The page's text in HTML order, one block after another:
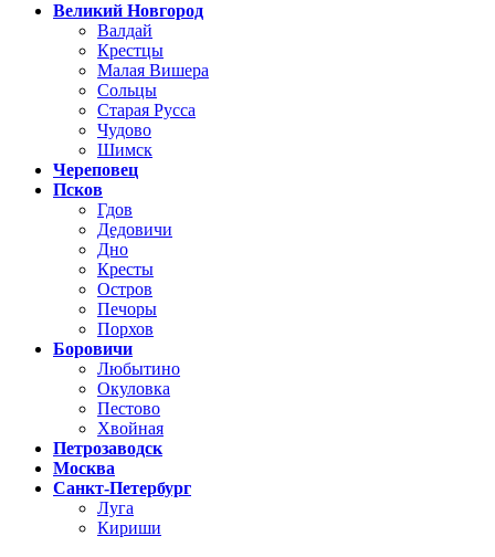
Великий Новгород
Валдай
Крестцы
Малая Вишера
Сольцы
Старая Русса
Чудово
Шимск
Череповец
Псков
Гдов
Дедовичи
Дно
Кресты
Остров
Печоры
Порхов
Боровичи
Любытино
Окуловка
Пестово
Хвойная
Петрозаводск
Москва
Санкт-Петербург
Луга
Кириши